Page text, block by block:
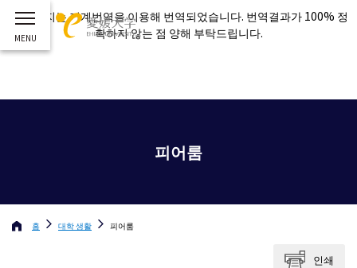
이 페이지는 기계번역을 이용해 번역되었습니다. 번역결과가 100% 정
확하지 않는 점 양해 부탁드립니다.
피어룸
홈 대학 생활 피어룸
인쇄